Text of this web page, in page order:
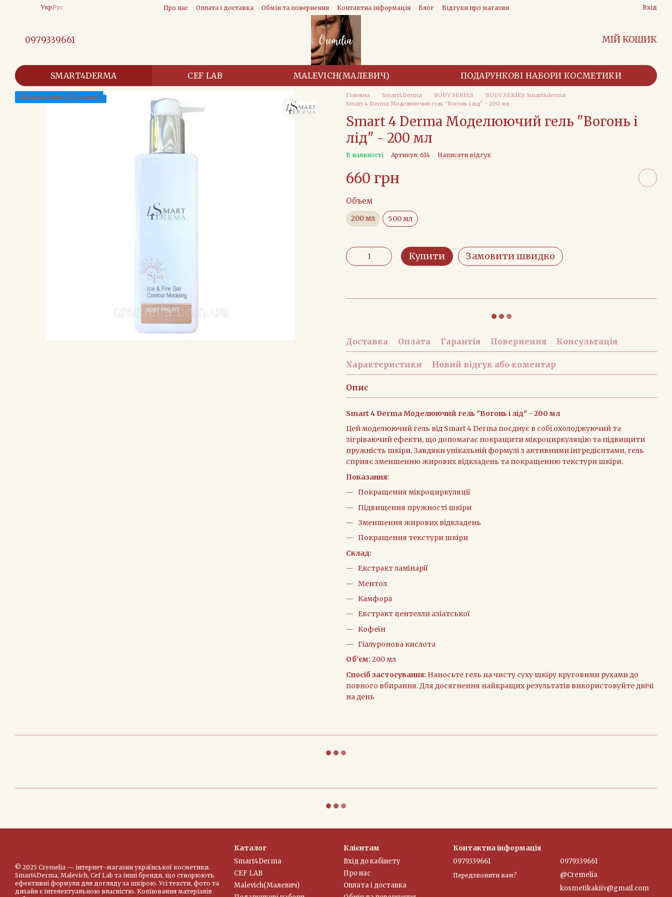
Перейти до основного контенту
УкрРус Про нас Оплата і доставка Обмін та повернення Контактна інформація Блог Відгуки про магазин Вхід
0979339661 МІЙ КОШИК
SMART4DERMA CEF LAB MALEVICH(МАЛЕВИЧ) ПОДАРУНКОВІ НАБОРИ КОСМЕТИКИ
Безкоштовна Доставка Головна Smart4Derma BODY SERIES
BODY SERIES Smart4derma
Smart 4 Derma Моделюючий гель "Вогонь і лід" - 200 мл
Smart 4 Derma Моделюючий гель "Вогонь і
лід" - 200 мл
В наявності Артикул: 614 Написати відгук
660 грн
Объем
200 мл 500 мл
Купити Замовити швидко
Доставка Оплата Гарантія Повернення Консультація
Характеристики Новий відгук або коментар
Опис
Smart 4 Derma Моделюючий гель "Вогонь і лід" - 200 мл
Цей моделюючий гель від Smart 4 Derma поєднує в собі охолоджуючий та
зігріваючий ефекти, що допомагає покращити мікроциркуляцію та підвищити
пружність шкіри. Завдяки унікальній формулі з активними інгредієнтами, гель
сприяє зменшенню жирових відкладень та покращенню текстури шкіри.
Показання:
Покращення мікроциркуляції
Підвищення пружності шкіри
Зменшення жирових відкладень
Покращення текстури шкіри
Склад:
Екстракт ламінарії
Ментол
Камфора
Екстракт центелли азіатської
Кофеїн
Гіалуронова кислота
Об'єм: 200 мл
Спосіб застосування: Наносьте гель на чисту суху шкіру круговими рухами до
повного вбирання. Для досягнення найкращих результатів використовуйте двічі
на день
© 2025 Cremelia — інтернет-магазин української косметики.
Smart4Derma, Malevich, Cef Lab та інші бренди, що створюють
ефективні формули для догляду за шкірою. Усі тексти, фото та
дизайн є інтелектуальною власністю. Копіювання матеріалів
Каталог
Smart4Derma
CEF LAB
Malevich(Малевич)
Клієнтам
Вхід до кабінету
Про нас
Оплата і доставка
Контактна інформація
0979339661
Передзвонити вам?
0979339661
@Cremelia
kosmetikakiiv@gmail.com